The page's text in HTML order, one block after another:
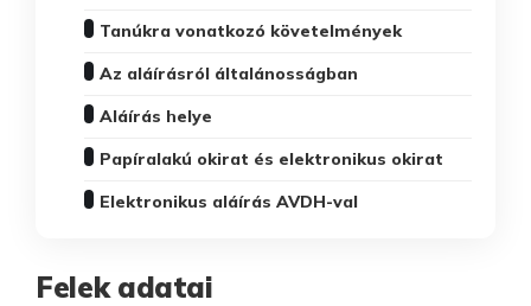
Tanúkra vonatkozó követelmények
Az aláírásról általánosságban
Aláírás helye
Papíralakú okirat és elektronikus okirat
Elektronikus aláírás AVDH-val
Felek adatai